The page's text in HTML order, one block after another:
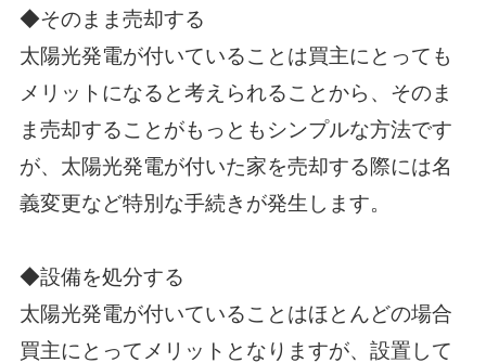
◆そのまま売却する
太陽光発電が付いていることは買主にとっても
メリットになると考えられることから、そのま
ま売却することがもっともシンプルな方法です
が、太陽光発電が付いた家を売却する際には名
義変更など特別な手続きが発生します。
◆設備を処分する
太陽光発電が付いていることはほとんどの場合
買主にとってメリットとなりますが、設置して